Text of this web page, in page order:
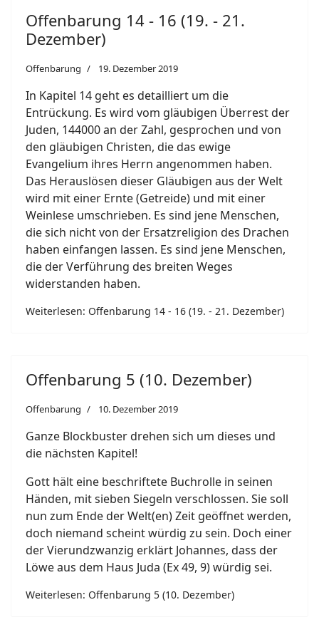
Offenbarung 14 - 16 (19. - 21.
Dezember)
Offenbarung 19. Dezember 2019
In Kapitel 14 geht es detailliert um die
Entrückung. Es wird vom gläubigen Überrest der
Juden, 144000 an der Zahl, gesprochen und von
den gläubigen Christen, die das ewige
Evangelium ihres Herrn angenommen haben.
Das Herauslösen dieser Gläubigen aus der Welt
wird mit einer Ernte (Getreide) und mit einer
Weinlese umschrieben. Es sind jene Menschen,
die sich nicht von der Ersatzreligion des Drachen
haben einfangen lassen. Es sind jene Menschen,
die der Verführung des breiten Weges
widerstanden haben.
Weiterlesen: Offenbarung 14 - 16 (19. - 21. Dezember)
Offenbarung 5 (10. Dezember)
Offenbarung 10. Dezember 2019
Ganze Blockbuster drehen sich um dieses und
die nächsten Kapitel!
Gott hält eine beschriftete Buchrolle in seinen
Händen, mit sieben Siegeln verschlossen. Sie soll
nun zum Ende der Welt(en) Zeit geöffnet werden,
doch niemand scheint würdig zu sein. Doch einer
der Vierundzwanzig erklärt Johannes, dass der
Löwe aus dem Haus Juda (Ex 49, 9) würdig sei.
Weiterlesen: Offenbarung 5 (10. Dezember)